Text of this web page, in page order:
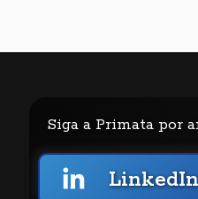
Siga a Primata por